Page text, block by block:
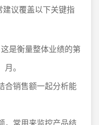
议覆盖以下关键指
这是衡量整体业绩的第
。
合销售额一起分析能